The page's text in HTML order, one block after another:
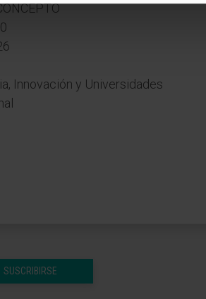
Innovación y Universidades
SUSCRIBIRSE